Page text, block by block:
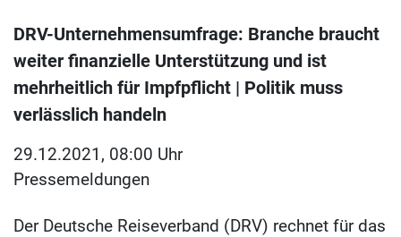
DRV-Unternehmensumfrage: Branche braucht
weiter finanzielle Unterstützung und ist
mehrheitlich für Impfpflicht | Politik muss
verlässlich handeln
29.12.2021, 08:00 Uhr
Pressemeldungen
Der Deutsche Reiseverband (DRV) rechnet für das